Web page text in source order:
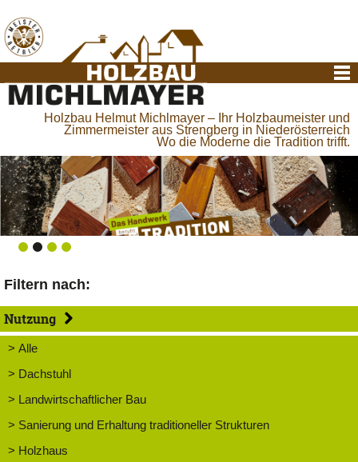
Holzbau Helmut Michlmayer – Ihr Holzbaumeister und
Zimmermeister aus Strengberg in Niederösterreich
Wo die Moderne die Tradition trifft.
Filtern nach:
Nutzung
> Alle
> Dachstuhl
> Landwirtschaftlicher Bau
> Sanierung und Erhaltung traditioneller Strukturen
> Holzhaus